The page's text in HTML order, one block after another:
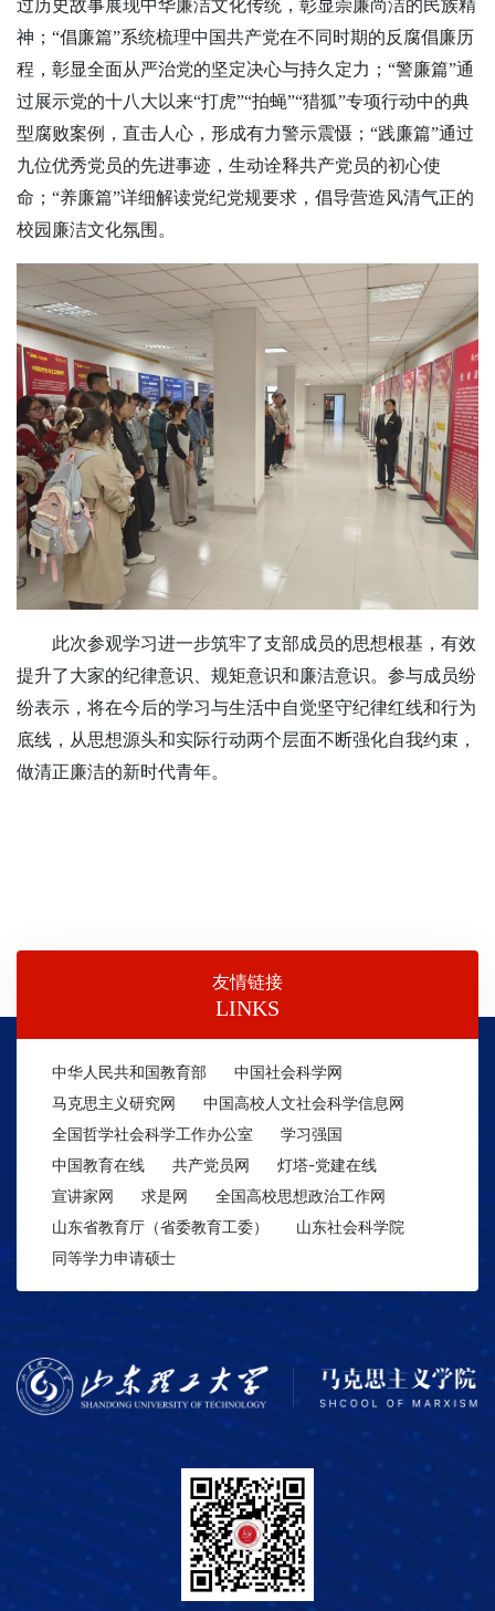
过历史故事展现中华廉洁文化传统，彰显崇廉尚洁的民族精
神；“倡廉篇”系统梳理中国共产党在不同时期的反腐倡廉历
程，彰显全面从严治党的坚定决心与持久定力；“警廉篇”通
过展示党的十八大以来“打虎”“拍蝇”“猎狐”专项行动中的典
型腐败案例，直击人心，形成有力警示震慑； “践廉篇”通过
九位优秀党员的先进事迹，生动诠释共产党员的初心使
命；“养廉篇”详细解读党纪党规要求 ， 倡导营造风清气正的
校园廉洁文化氛围。
此次参观学习进一步筑牢了支部成员的思想根基，有效
提升了大家的纪律意识、规矩意识和廉洁意识。参与成员纷
纷表示，将在今后的学习与生活中自觉坚守纪律红线和行为
底线，从思想源头和实际行动两个层面不断强化自我约束，
做清正廉洁的新时代青年。
友情链接
LINKS
中华人民共和国教育部
中国社会科学网
马克思主义研究网
中国高校人文社会科学信息网
全国哲学社会科学工作办公室
学习强国
中国教育在线
共产党员网
灯塔-党建在线
宣讲家网
求是网
全国高校思想政治工作网
山东省教育厅（省委教育工委）
山东社会科学院
同等学力申请硕士